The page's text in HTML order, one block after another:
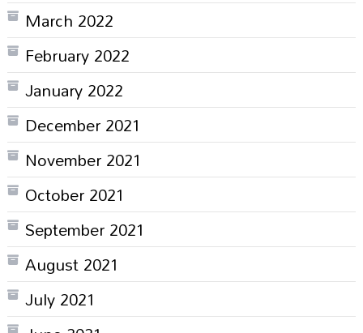
March 2022
February 2022
January 2022
December 2021
November 2021
October 2021
September 2021
August 2021
July 2021